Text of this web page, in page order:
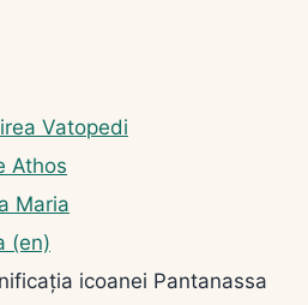
Vatopedi
Athos
Maria
(en)
icoanei Pantanassa